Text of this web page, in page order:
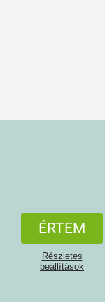
ÉRTEM
Részletes
beállítások